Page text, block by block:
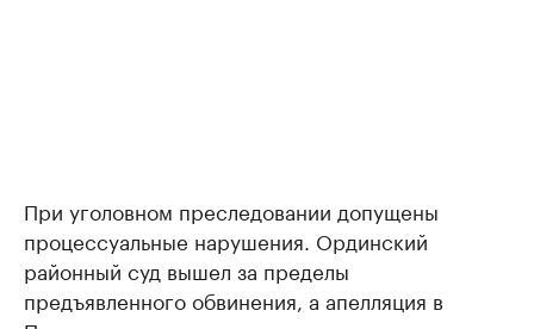
При уголовном преследовании допущены
процессуальные нарушения. Ординский
районный суд вышел за пределы
предъявленного обвинения, а апелляция в